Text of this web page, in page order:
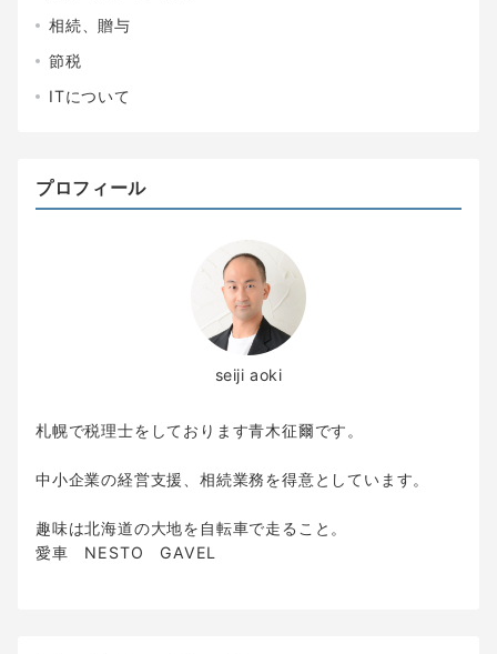
相続、贈与
節税
ITについて
プロフィール
seiji aoki
札幌で税理士をしております青木征爾です。
中小企業の経営支援、相続業務を得意としています。
趣味は北海道の大地を自転車で走ること。
愛車 NESTO GAVEL